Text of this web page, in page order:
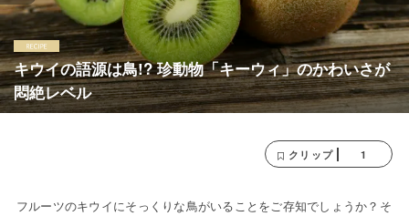
キウイの語源は鳥!? 珍動物「キーウィ」のかわいさが
悶絶レベル
クリップ 1
フルーツのキウイにそっくりな鳥がいることをご存知でしょうか？そ